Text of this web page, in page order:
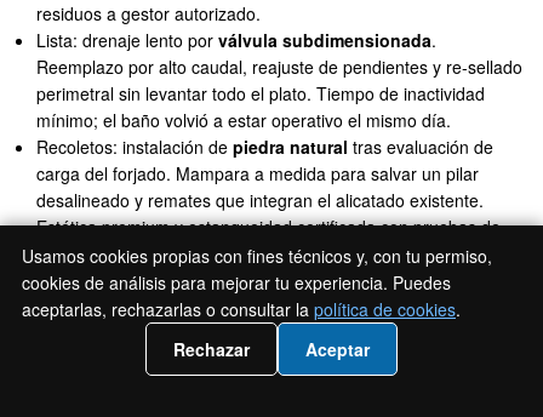
residuos a gestor autorizado.
Lista: drenaje lento porválvula subdimensionada.
Reemplazo por alto caudal, reajuste de pendientes y re-sellado
perimetral sin levantar todo el plato. Tiempo de inactividad
mínimo; el baño volvió a estar operativo el mismo día.
Recoletos: instalación depiedra natural tras evaluación de
carga del forjado. Mampara a medida para salvar un pilar
desalineado y remates que integran el alicatado existente.
Estética premium y estanqueidad certificada con pruebas de
agua.
En todos los casos, entregamos informe final con materiales
instalados, fotos del antes/después ygarantías. La diferencia
📲 Llámanos 919 93 36 79
Usamos cookies propias con fines técnicos y, con tu permiso,
cookies de análisis para mejorar tu experiencia. Puedes
aceptarlas, rechazarlas o consultar la política de cookies.
Rechazar
Aceptar